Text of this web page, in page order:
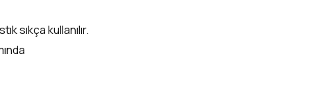
sıkça kullanılır.